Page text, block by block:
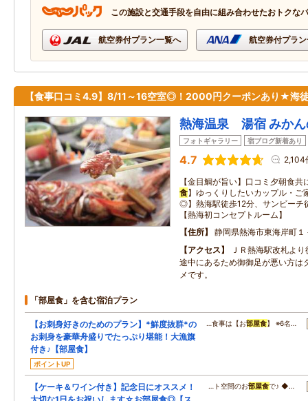
この施設と交通手段を自由に組み合わせたおトクな
航空券付プラン一覧へ 航空券付プラ
【食事口コミ4.9】8/11～16空室◎！2000円クーポンあり★海
熱海温泉 湯宿 みかん
フォトギャラリー 宿ブログ新着あり
4.7 2,104
【金目鯛が旨い】口コミ夕朝食
食】ゆっくりしたいカップル・ご
◎】熱海駅徒歩12分、サンビーチ
【熱海初コンセプトルーム】
住所
静岡県熱海市東海岸町１
アクセス
ＪＲ熱海駅改札よ
途中にあるため御御足が悪い方は
メです。
「部屋食」を含む宿泊プラン
【お刺身好きのためのプラン】*鮮度抜群*の
お刺身を豪華舟盛りでたっぷり堪能！大漁旗
付き♪【部屋食】
ポイントUP
…食事は【お部屋食】 ※6名…
【ケーキ＆ワイン付き】記念日にオススメ！
…ト空間のお部屋食で♪ ◆…